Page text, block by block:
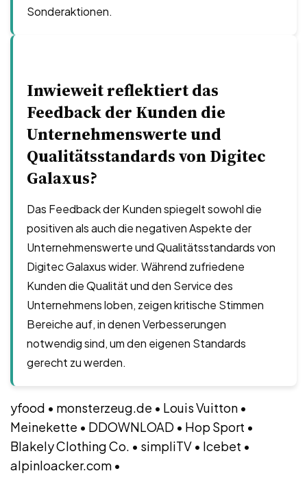
Sonderaktionen.
Inwieweit reflektiert das
Feedback der Kunden die
Unternehmenswerte und
Qualitätsstandards von Digitec
Galaxus?
Das Feedback der Kunden spiegelt sowohl die
positiven als auch die negativen Aspekte der
Unternehmenswerte und Qualitätsstandards von
Digitec Galaxus wider. Während zufriedene
Kunden die Qualität und den Service des
Unternehmens loben, zeigen kritische Stimmen
Bereiche auf, in denen Verbesserungen
notwendig sind, um den eigenen Standards
gerecht zu werden.
yfood • monsterzeug.de • Louis Vuitton •
Meinekette • DDOWNLOAD • Hop Sport •
Blakely Clothing Co. • simpliTV • Icebet •
alpinloacker.com •